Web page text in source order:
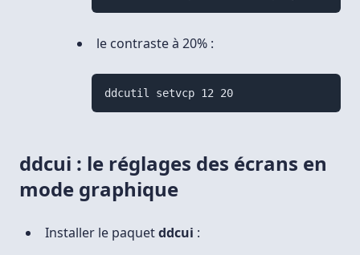
le contraste à 20% :
ddcutil setvcp 12 20
ddcui : le réglages des écrans en
mode graphique
Installer le paquetddcui :